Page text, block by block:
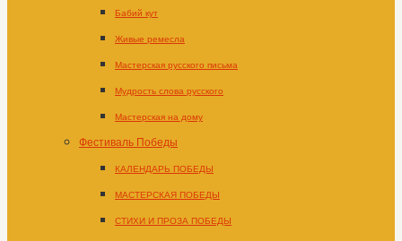
Бабий кут
Живые ремесла
Мастерская русского письма
Мудрость слова русского
Мастерская на дому
Фестиваль Победы
КАЛЕНДАРЬ ПОБЕДЫ
МАСТЕРСКАЯ ПОБЕДЫ
СТИХИ И ПРОЗА ПОБЕДЫ